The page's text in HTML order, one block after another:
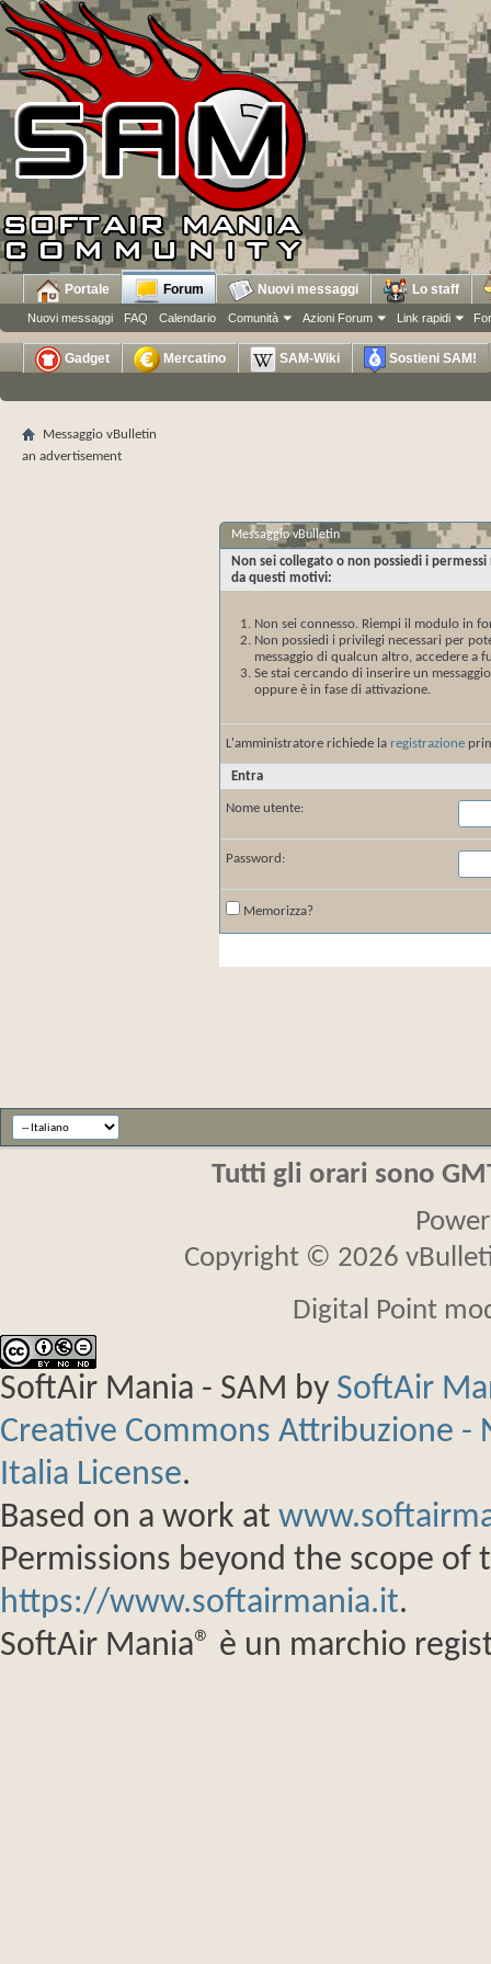
Portale Forum
Nuovi messaggi FAQ Calendario Comunità Azioni Forum Link rapidi
Nuovi messaggi Lo staff
Gadget Mercatino SAM-Wiki Sostieni SAM!
Messaggio vBulletin
an advertisement
Messaggio vBulletin
Non sei collegato o non possiedi i
da questi motivi:
Non sei connesso. Riempi il modulo in
Non possiedi i privilegi necessari per
messaggio di qualcun altro, accedere a
Se stai cercando di inserire un
oppure è in fase di attivazione.
L'amministratore richiede la registrazione
Entra
Nome utente:
Password:
Memorizza?
Tutti gli orari sono
Copyright © 2026
Digital Point
SoftAir Mania - SAM by SoftAir
Creative Commons Attribuzione
Italia License.
Based on a work at
Permissions beyond the scope of
https://www.softairmania.it.
SoftAir Mania® è un marchio